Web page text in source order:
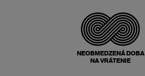
NEOBMEDZENÁ DOBA
NA VRÁTENIE